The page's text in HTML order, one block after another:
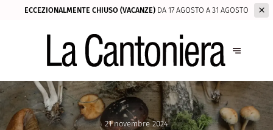
ECCEZIONALMENTE CHIUSO (VACANZE) DA 17 AGOSTO A 31 AGOSTO
21 novembre 2024